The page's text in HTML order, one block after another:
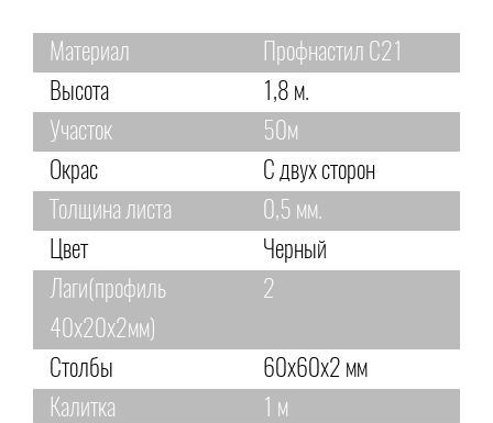
Материал
Профнастил С21
Высота
1,8 м.
Участок
50м
Окрас
С двух сторон
Толщина листа
0,5 мм.
Цвет
Черный
Лаги(профиль
40х20х2мм)
2
Столбы
60х60х2 мм
Калитка
1 м